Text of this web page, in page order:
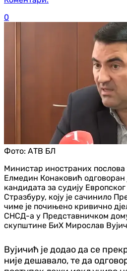
0
Фото: АТВ БЛ
Министар иностраних послова
Елмедин Конаковић одговоран
кандидата за судију
Стразбуру, коју је сачинило
чиме је почињено кривично
СНСД-а у Представничком
скупштине БиХ Мирослав
Вујичић је додао да се
није дешавало, те да